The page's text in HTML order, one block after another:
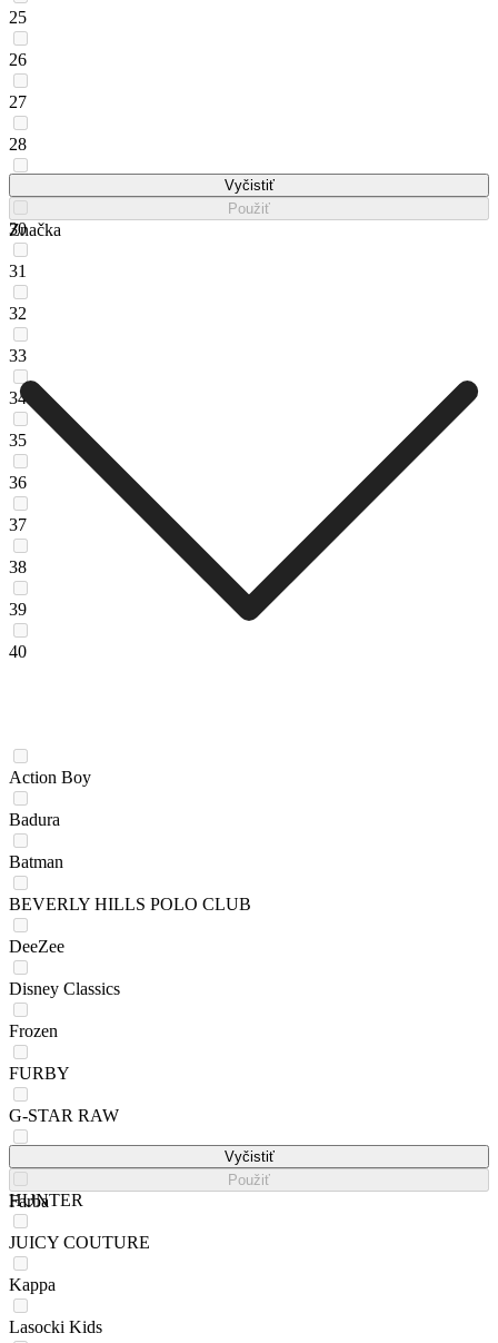
25
26
27
28
30
31
32
33
34
35
36
37
38
39
40
Vyčistiť
Použiť
Značka
Action Boy
Badura
Batman
BEVERLY HILLS POLO CLUB
DeeZee
Disney Classics
Frozen
FURBY
G-STAR RAW
HUNTER
JUICY COUTURE
Kappa
Lasocki Kids
Vyčistiť
Použiť
Farba